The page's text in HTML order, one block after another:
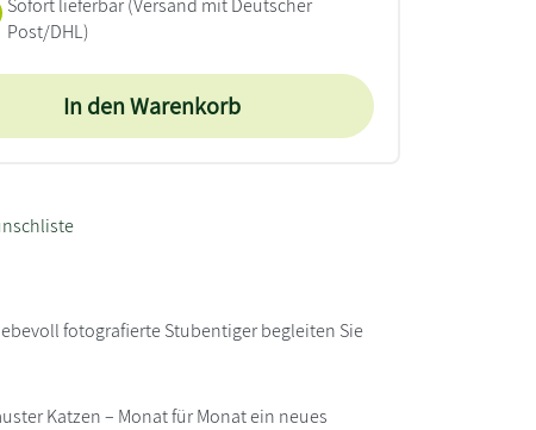
Post/DHL)
In den Warenkorb
fotografierte Stubentiger begleiten Sie
Katzen – Monat für Monat ein neues